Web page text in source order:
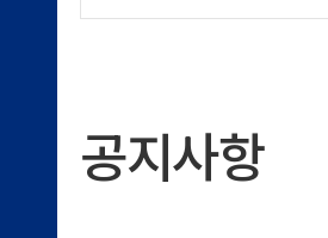
공지사항